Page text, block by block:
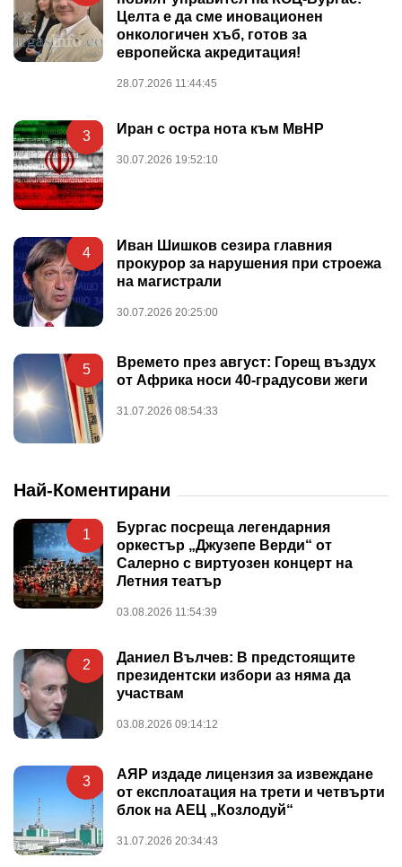
Целта е да сме иновационен
онкологичен хъб, готов за
европейска акредитация!
28.07.2026 11:44:45
3 Иран с остра нота към МвНР
30.07.2026 19:52:10
4
Иван Шишков сезира главния
прокурор за нарушения при строежа
на магистрали
30.07.2026 20:25:00
5
Времето през август: Горещ въздух
от Африка носи 40-градусови жеги
31.07.2026 08:54:33
Най-Коментирани
1
Бургас посреща легендарния
оркестър „Джузепе Верди“ от
Салерно с виртуозен концерт на
Летния театър
03.08.2026 11:54:39
2
Даниел Вълчев: В предстоящите
президентски избори аз няма да
участвам
03.08.2026 09:14:12
3
АЯР издаде лицензия за извеждане
от експлоатация на трети и четвърти
блок на АЕЦ „Козлодуй“
31.07.2026 20:34:43